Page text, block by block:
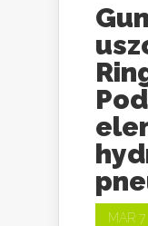
MAR 7